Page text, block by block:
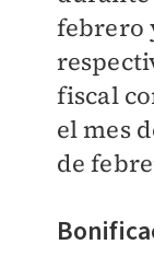
febrero
fiscal
el mes
de